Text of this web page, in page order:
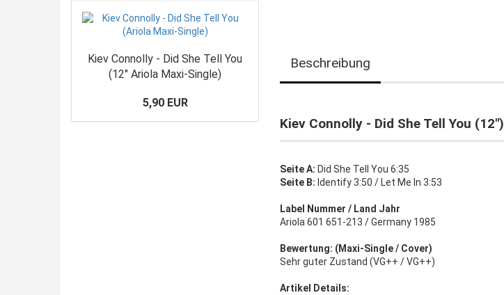
Beschreibung
Kiev Connolly - Did She Tell You (12")
Seite A: Did She Tell You 6:35
Seite B: Identify 3:50 / Let Me In 3:53
Label Nummer / Land Jahr
Ariola 601 651-213 / Germany 1985
Bewertung: (Maxi-Single / Cover)
Sehr guter Zustand (VG++ / VG++)
Artikel Details:
Kiev Connolly - Did She Tell You
(12" Ariola Maxi-Single)
5,90 EUR